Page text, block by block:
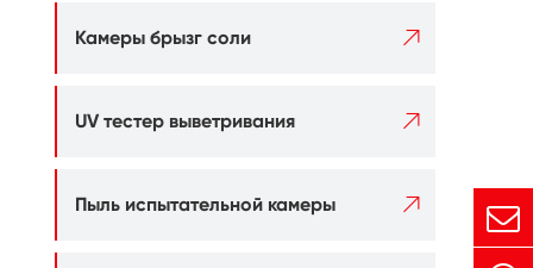
Камеры брызг соли 
UV тестер выветривания 
Пыль испытательной камеры 